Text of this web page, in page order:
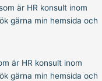
är HR konsult inom
gärna min hemsida och
är HR konsult inom
gärna min hemsida och